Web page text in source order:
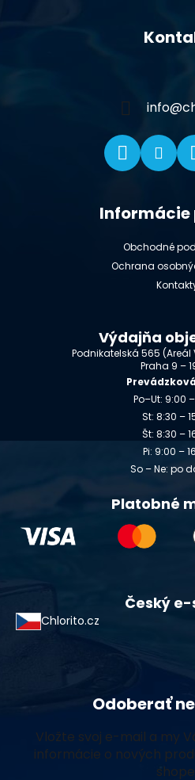
info@
Informácie
Obchodné
Ochrana
Výdajňa
Podnikatelská 565 (Areál
Praha 9 –
Po–Ut: 9:00
St: 8:30 –
Št: 8:30 –
Pi: 9:00 –
So – Ne: po
Platobné
Český
Chlorito.cz
Odoberať
Vložte svoj e-mail a my
informácie o nových